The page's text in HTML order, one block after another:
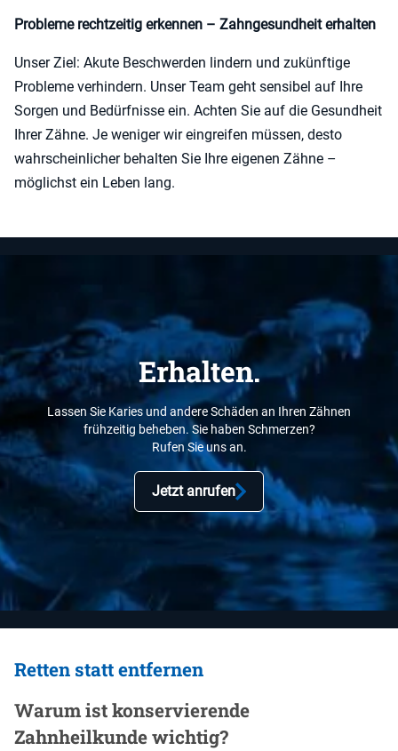
Probleme rechtzeitig erkennen – Zahngesundheit erhalten
Unser Ziel: Akute Beschwerden lindern und zukünftige
Probleme verhindern. Unser Team geht sensibel auf Ihre
Sorgen und Bedürfnisse ein. Achten Sie auf die Gesundheit
Ihrer Zähne. Je weniger wir eingreifen müssen, desto
wahrscheinlicher behalten Sie Ihre eigenen Zähne –
möglichst ein Leben lang.
Erhalten.
Lassen Sie Karies und andere Schäden an Ihren Zähnen
frühzeitig beheben. Sie haben Schmerzen?
Rufen Sie uns an.
Jetzt anrufen
Retten statt entfernen
Warum ist konservierende
Zahnheilkunde wichtig?